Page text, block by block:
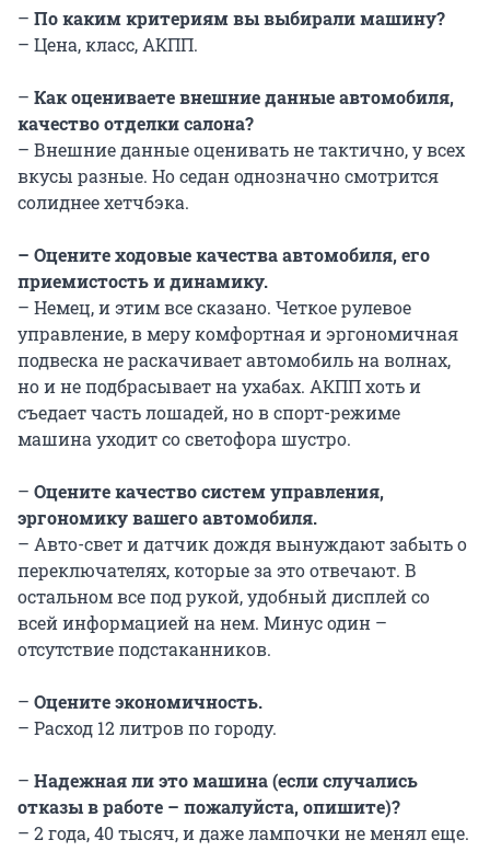
– По каким критериям вы выбирали машину?
– Цена, класс, АКПП.
– Как оцениваете внешние данные автомобиля,
качество отделки салона?
– Внешние данные оценивать не тактично, у всех
вкусы разные. Но седан однозначно смотрится
солиднее хетчбэка.
– Оцените ходовые качества автомобиля, его
приемистость и динамику.
– Немец, и этим все сказано. Четкое рулевое
управление, в меру комфортная и эргономичная
подвеска не раскачивает автомобиль на волнах,
но и не подбрасывает на ухабах. АКПП хоть и
съедает часть лошадей, но в спорт-режиме
машина уходит со светофора шустро.
– Оцените качество систем управления,
эргономику вашего автомобиля.
– Авто-свет и датчик дождя вынуждают забыть о
переключателях, которые за это отвечают. В
остальном все под рукой, удобный дисплей со
всей информацией на нем. Минус один –
отсутствие подстаканников.
– Оцените экономичность.
– Расход 12 литров по городу.
– Надежная ли это машина (если случались
отказы в работе – пожалуйста, опишите)?
– 2 года, 40 тысяч, и даже лампочки не менял еще.